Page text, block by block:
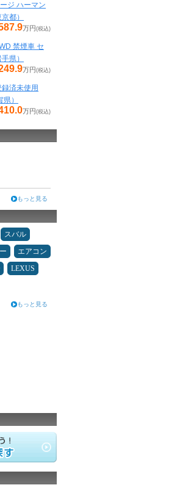
ジ ハーマン
都）
万円 (税込)
禁煙車 セ
県）
万円 (税込)
済未使用
）
万円 (税込)
もっと見る
スバル
エアコン
LEXUS
もっと見る